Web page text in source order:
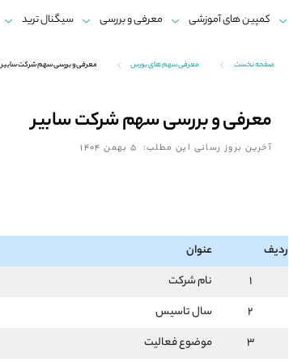
کمپین های آموزشی معرفی و بررسی سیگنال ترید
صفحه نخست معرفی سهم های بورس معرفی و بررسی سهم شرکت سابیر
معرفی و بررسی سهم شرکت سابیر
آخرین بروز رسانی این مطلب: 5 بهمن 1404
ردیف عنوان
1
نام شرکت
2
سال تاسیس
3
موضوع فعالیت